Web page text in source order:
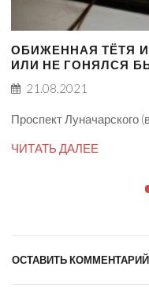
ОБИЖЕННАЯ ТЁТЯ
ИЛИ НЕ ГОНЯЛСЯ
21.08.2021
Проспект Луначарского
ЧИТАТЬ ДАЛЕЕ
ОСТАВИТЬ КОММЕНТАРИЙ